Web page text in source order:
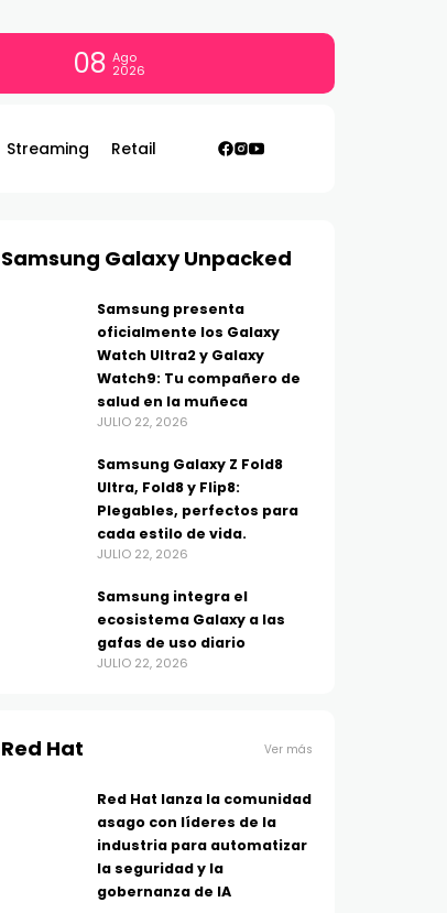
08 Ago
2026
Streaming Retail
Samsung Galaxy Unpacked
Samsung presenta
oficialmente los Galaxy
Watch Ultra2 y Galaxy
Watch9: Tu compañero de
salud en la muñeca
JULIO 22, 2026
Samsung Galaxy Z Fold8
Ultra, Fold8 y Flip8:
Plegables, perfectos para
cada estilo de vida.
JULIO 22, 2026
Samsung integra el
ecosistema Galaxy a las
gafas de uso diario
JULIO 22, 2026
Red Hat Ver más
Red Hat lanza la comunidad
asago con líderes de la
industria para automatizar
la seguridad y la
gobernanza de IA